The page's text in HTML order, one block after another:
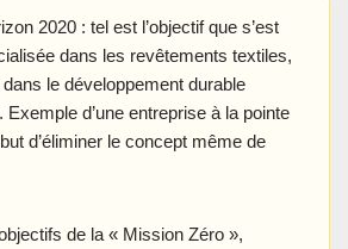
2020 : tel est l’objectif que s’est
dans les revêtements textiles,
dans le développement durable
d’une entreprise à la pointe
d’éliminer le concept même de
de la « Mission Zéro »,